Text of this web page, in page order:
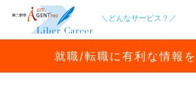
＼どんなサービス？／
就職/転職に有利な情報